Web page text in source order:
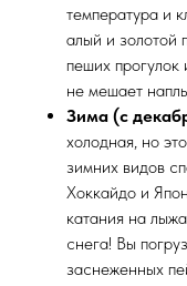
температура и
алый и золотой
пеших прогулок
не мешает
Зима (с
холодная, но
зимних видов
Хоккайдо и
катания на
снега! Вы
заснеженных